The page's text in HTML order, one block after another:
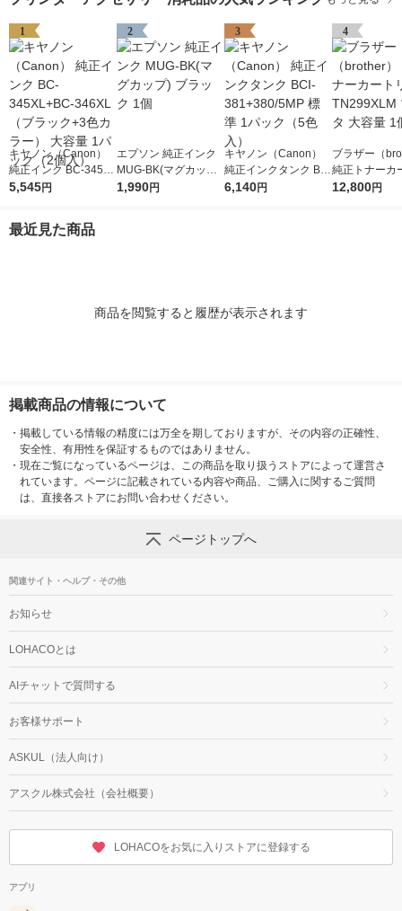
1
キヤノン（Canon）
純正インク BC-345XL
+BC-346XL （ブラッ
5,545円
2
エプソン 純正インク
MUG-BK(マグカップ)
ブラック 1個
1,990円
3
キヤノン（Canon）
純正インクタンク BCI
-381+380/5MP 標準 1
6,140円
4
ブラザー（
純正トナーカ
ジ
12,800円
最近見た商品
商品を閲覧すると履歴が表示されます
掲載商品の情報について
・ 掲載している情報の精度には万全を期しておりますが、その内容の正確性、
安全性、有用性を保証するものではありません。
・ 現在ご覧になっているページは、この商品を取り扱うストアによって運営さ
れています。ページに記載されている内容や商品、ご購入に関するご質問
は、直接各ストアにお問い合わせください。
ページトップへ
関連サイト・ヘルプ・その他
お知らせ
LOHACOとは
AIチャットで質問する
お客様サポート
ASKUL（法人向け）
アスクル株式会社（会社概要）
LOHACOをお気に入りストアに登録する
アプリ